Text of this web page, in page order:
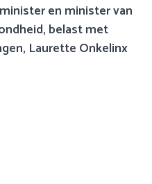
en minister van
belast met
Laurette Onkelinx